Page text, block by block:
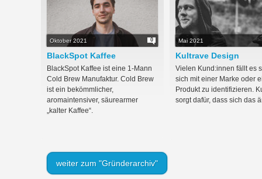
Oktober 2021
BlackSpot Kaffee
BlackSpot Kaffee ist eine 1-Mann
Cold Brew Manufaktur. Cold Brew
ist ein bekömmlicher,
aromaintensiver, säurearmer
„kalter Kaffee“.
0 Mai 2021
Kultrave Design
Vielen Kund:innen fällt es
sich mit einer Marke oder
Produkt zu identifizieren.
sorgt dafür, dass sich das
weiter zum "Gründerarchiv"